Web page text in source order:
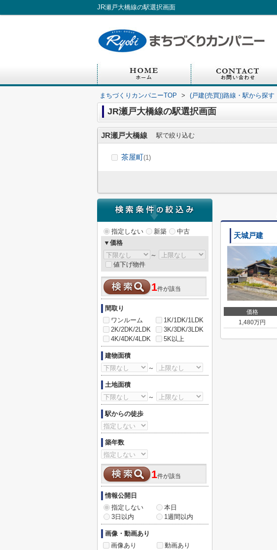
JR瀬戸大橋線の駅選択画面
まちづくりカンパニーTOP > (戸建(売買))路線・駅から探す
JR瀬戸大橋線の駅選択画面
JR瀬戸大橋線 駅で絞り込む
茶屋町(1)
天城戸建
価格
1,480万円
指定しない 新築
中古
▼価格
～
値下げ物件
1件が該当
間取り
ワンルーム
1K/1DK/1LDK
2K/2DK/2LDK
3K/3DK/3LDK
4K/4DK/4LDK
5K以上
建物面積
～
土地面積
～
駅からの徒歩
築年数
1件が該当
情報公開日
指定しない
本日
3日以内
1週間以内
画像・動画あり
画像あり
動画あり